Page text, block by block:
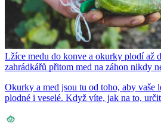
Lžíce medu do konve a okurky plodí až
zahrádkářů přitom med na záhon nikdy
Okurky a med jsou tu od toho, aby vaše
plodné i veselé. Když víte, jak na to,